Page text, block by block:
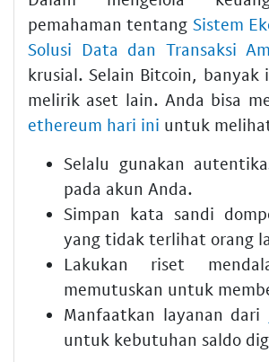
pemahaman tentang Sistem
Solusi Data dan Transaksi
krusial. Selain Bitcoin, banyak
melirik aset lain. Anda bisa
ethereum hari ini untuk
Selalu gunakan
pada akun Anda.
Simpan kata sandi
yang tidak terlihat orang
Lakukan riset
memutuskan untuk
Manfaatkan layanan dari
untuk kebutuhan saldo